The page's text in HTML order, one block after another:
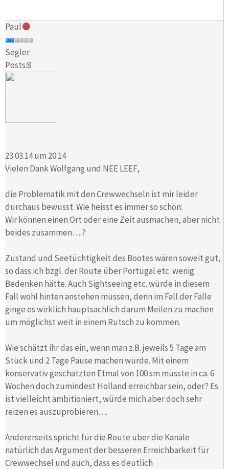
Paul
Segler
Posts:8
23.03.14 um 20:14
Vielen Dank Wolfgang und NEE LEEF,
die Problematik mit den Crewwechseln ist mir leider
durchaus bewusst. Wie heisst es immer so schön:
Wir können einen Ort oder eine Zeit ausmachen, aber nicht
beides zusammen….?
Zustand und Seetüchtigkeit des Bootes wären soweit gut,
so dass ich bzgl. der Route über Portugal etc. wenig
Bedenken hätte. Auch Sightseeing etc. würde in diesem
Fall wohl hinten anstehen müssen, denn im Fall der Fälle
ginge es wirklich hauptsächlich darum Meilen zu machen
um möglichst weit in einem Rutsch zu kommen.
Wie schätzt ihr das ein, wenn man z.B. jeweils 5 Tage am
Stück und 2 Tage Pause machen würde. Mit einem
konservativ geschätzten Etmal von 100 sm müsste in ca. 6
Wochen doch zumindest Holland erreichbar sein, oder? Es
ist vielleicht ambitioniert, würde mich aber doch sehr
reizen es auszuprobieren….
Andererseits spricht für die Route über die Kanäle
natürlich das Argument der besseren Erreichbarkeit für
Crewwechsel und auch, dass es deutlich